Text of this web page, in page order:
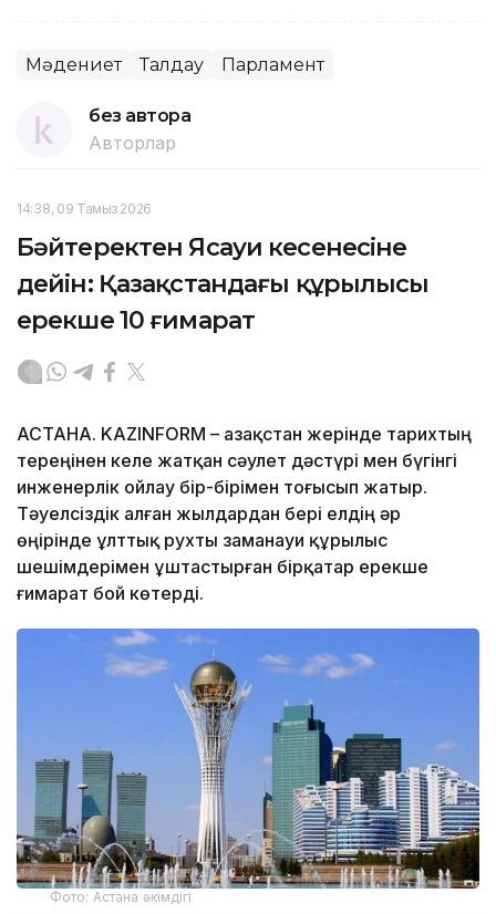
Мәдениет Талдау Парламент
без автора
Авторлар
14:38, 09 Тамыз 2026
Бәйтеректен Ясауи кесенесіне
дейін: Қазақстандағы құрылысы
ерекше 10 ғимарат
АСТАНА. KAZINFORM – Қазақстан жерінде тарихтың
тереңінен келе жатқан сәулет дәстүрі мен бүгінгі
инженерлік ойлау бір-бірімен тоғысып жатыр.
Тәуелсіздік алған жылдардан бері елдің әр
өңірінде ұлттық рухты заманауи құрылыс
шешімдерімен ұштастырған бірқатар ерекше
ғимарат бой көтерді.
Фото: Астана әкімдігі